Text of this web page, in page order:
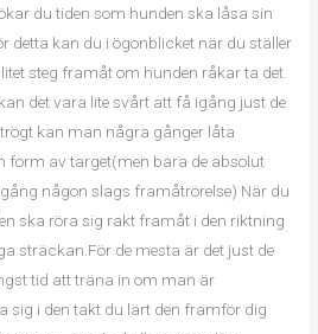
du tiden som hunden ska låsa sin
detta kan du i ögonblicket när du ställer
steg framåt om hunden råkar ta det.
det vara lite svårt att få igång just de
kan man några gånger låta
form av target(men bara de absolut
någon slags framåtrörelse) När du
ska röra sig rakt framåt i den riktning
sträckan.För de mesta är det just de
tid att träna in om man är
sig i den takt du lärt den framför dig